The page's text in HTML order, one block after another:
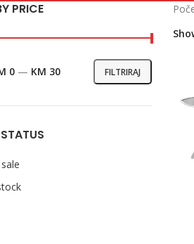
PRICE
FILTRIRAJ
0 — KM 30